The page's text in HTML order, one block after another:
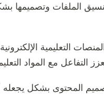
الملفات وتصميمها
التفاعل مع المواد
المحتوى بشكل